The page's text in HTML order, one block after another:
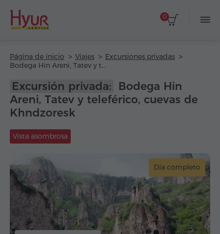
0
Página de inicio Viajes
Excursiones privadas
Bodega Hin Areni, Tatev y teleférico, cuevas de Khndzoresk
Excursión privada:
Bodega Hin
Areni, Tatev y teleférico, cuevas de
Khndzoresk
Vista asombrosa
Día completo